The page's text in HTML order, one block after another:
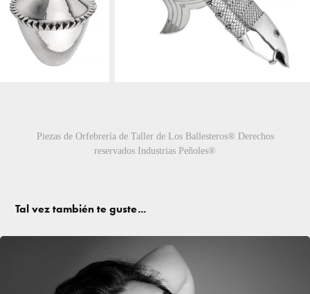
Piezas de Orfebrería de Taller de Los Ballesteros® Derechos
reservados Industrias Peñoles®
Tal vez también te guste...